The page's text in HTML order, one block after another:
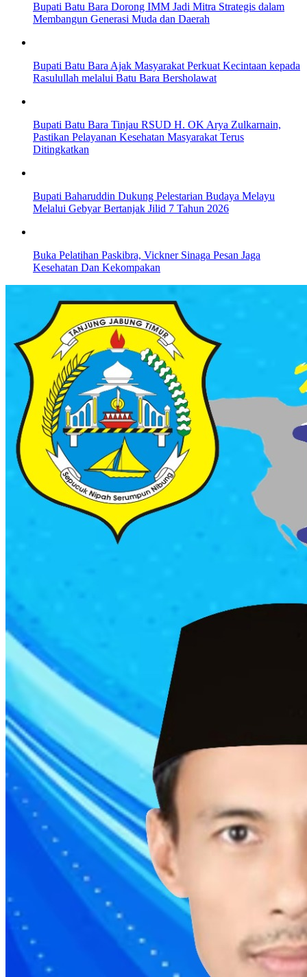
Bupati Batu Bara Dorong IMM Jadi Mitra Strategis dalam
Membangun Generasi Muda dan Daerah
Bupati Batu Bara Ajak Masyarakat Perkuat Kecintaan kepada
Rasulullah melalui Batu Bara Bersholawat
Bupati Batu Bara Tinjau RSUD H. OK Arya Zulkarnain,
Pastikan Pelayanan Kesehatan Masyarakat Terus
Ditingkatkan
Bupati Baharuddin Dukung Pelestarian Budaya Melayu
Melalui Gebyar Bertanjak Jilid 7 Tahun 2026
Buka Pelatihan Paskibra, Vickner Sinaga Pesan Jaga
Kesehatan Dan Kekompakan